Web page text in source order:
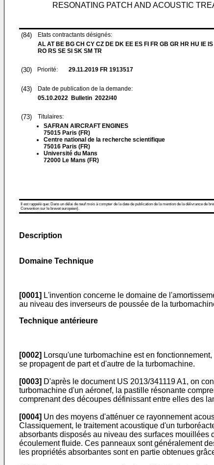
RESONATING PATCH AND ACOUSTIC
(84)
Etats contractants désignés:
AL AT BE BG CH CY CZ DE DK EE ES FI FR GB GR HR HU IE
RO RS SE SI SK SM TR
(30) Priorité: 29.11.2019 FR 1913517
(43)
Date de publication de la demande:
05.10.2022 Bulletin 2022/40
(73)
Titulaires:
SAFRAN AIRCRAFT ENGINES
75015 Paris (FR)
Centre national de la recherche scientifique
75016 Paris (FR)
Université du Mans
72000 Le Mans (FR)
Il est rappelé que: Dans un délai de neuf mois à compter de la date de publication de la mention de la délivrance
Convention sur le brevet européen).
Description
Domaine Technique
[0001] L'invention concerne le domaine de
au niveau des inverseurs de poussée de la
Technique antérieure
[0002] Lorsqu'une turbomachine est en
se propagent de part et d'autre de la turbomachine.
[0003] D'après le document US 2013/341119 A1, on
turbomachine d'un aéronef, la pastille résonante
comprenant des découpes définissant entre elles des
[0004] Un des moyens d'atténuer ce rayonnement
Classiquement, le traitement acoustique d'un
absorbants disposés au niveau des surfaces mouillées
écoulement fluide. Ces panneaux sont généralement
les propriétés absorbantes sont en partie obtenues